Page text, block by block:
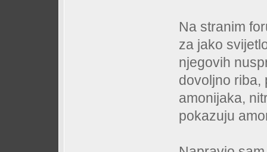
Na stranim
za jako
njegovih
dovoljno riba,
amonijaka,
pokazuju